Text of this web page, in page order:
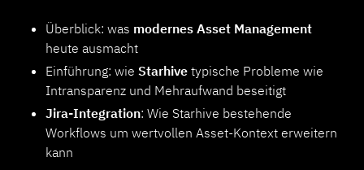
Überblick: was modernes Asset Management
heute ausmacht
Einführung: wie Starhive typische Probleme wie
Intransparenz und Mehraufwand beseitigt
Jira-Integration: Wie Starhive bestehende
Workflows um wertvollen Asset-Kontext erweitern
kann